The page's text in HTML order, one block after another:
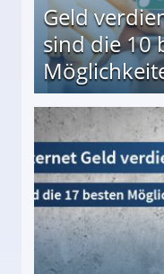
Geld
sind die 10
besten Möglichkeiten